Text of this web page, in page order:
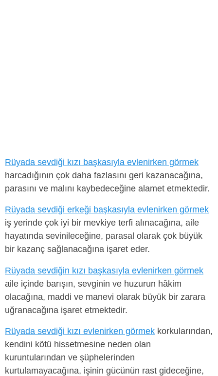
Rüyada sevdiği kızı başkasıyla evlenirken görmek
harcadığının çok daha fazlasını geri kazanacağına,
parasını ve malını kaybedeceğine alamet etmektedir.
Rüyada sevdiği erkeği başkasıyla evlenirken görmek
iş yerinde çok iyi bir mevkiye terfi alınacağına, aile
hayatında sevinileceğine, parasal olarak çok büyük
bir kazanç sağlanacağına işaret eder.
Rüyada sevdiğin kızı başkasıyla evlenirken görmek
aile içinde barışın, sevginin ve huzurun hâkim
olacağına, maddi ve manevi olarak büyük bir zarara
uğranacağına işaret etmektedir.
Rüyada sevdiği kızı evlenirken görmek korkularından,
kendini kötü hissetmesine neden olan
kuruntularından ve şüphelerinden
kurtulamayacağına, işinin gücünün rast gideceğine,